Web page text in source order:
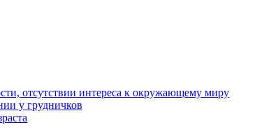
отсутствии интереса к окружающему миру
у грудничков